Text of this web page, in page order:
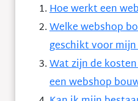
Hoe werkt een
Welke webshop
geschikt voor
Wat zijn de
een webshop